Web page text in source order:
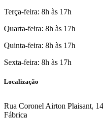
Terça-feira: 8h às 17h
Quarta-feira: 8h às 17h
Quinta-feira: 8h às 17h
Sexta-feira: 8h às 17h
Localização
Rua Coronel Airton Plaisant,
Fábrica